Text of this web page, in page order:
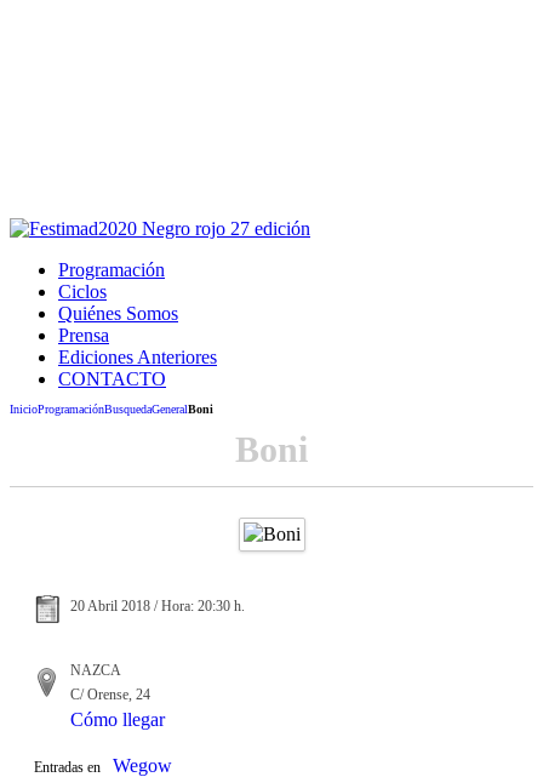
Programación
Ciclos
Quiénes Somos
Prensa
Ediciones Anteriores
CONTACTO
InicioProgramaciónBusquedaGeneralBoni
Boni
20 Abril 2018 / Hora: 20:30 h.
NAZCA
C/ Orense, 24
Cómo llegar
Entradas en Wegow